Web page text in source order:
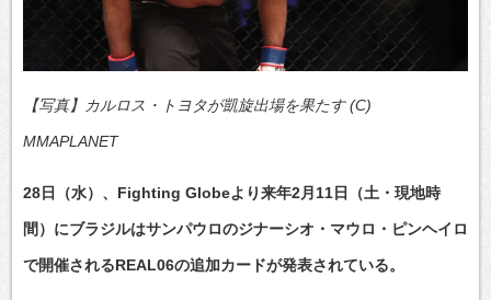
【写真】カルロス・トヨタが凱旋出場を果たす (C)
MMAPLANET
28日（水）、Fighting Globeより来年2月11日（土・現地時
間）にブラジルはサンパウロのジナーシオ・マウロ・ピンヘイロ
で開催されるREAL06の追加カードが発表されている。